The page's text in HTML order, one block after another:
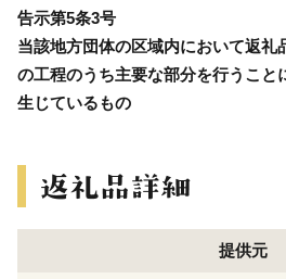
告示第5条3号
当該地方団体の区域内において返礼
の工程のうち主要な部分を行うこと
生じているもの
提供元